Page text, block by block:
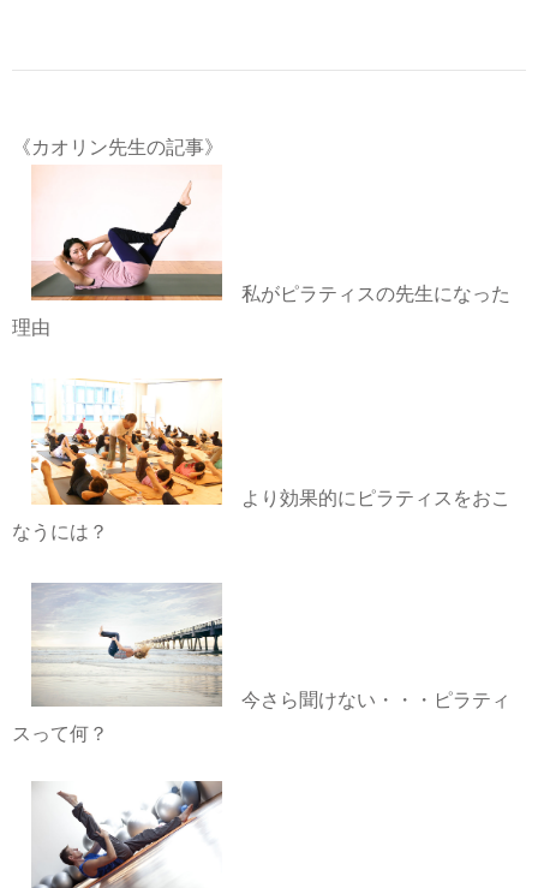
《カオリン先生の記事》
私がピラティスの先生になった
理由
より効果的にピラティスをおこ
なうには？
今さら聞けない・・・ピラティ
スって何？